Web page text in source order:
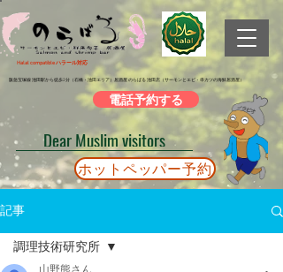
Halal compatible ハラール対応
阪急宝塚線 池田駅から徒歩2分（石橋・池田エリア）居酒屋 のらばる 池田店（サーモンとエビ・串カツの海鮮居酒屋）
電話予約する
Dear Muslim visitors
ホットペッパー予約
記事
調理技術研究所